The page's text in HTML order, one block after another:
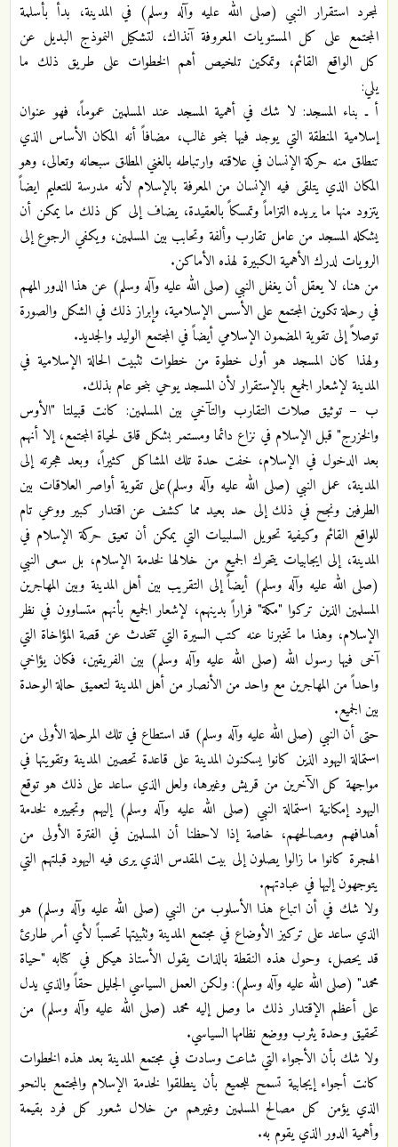
لمجرد استقرار النبي (صلى الله عليه وآله وسلم) في المدينة، بدأ بأسلمة
المجتمع على كل المستويات المعروفة آنذاك، لتشكيل النموذج البديل عن
كل الواقع القائم، وتمكين تلخيص أهم الخطوات على طريق ذلك ما
يلي:
أ ـ بناء المسجد: لا شك في أهمية المسجد عند المسلمين عموماً، فهو عنوان
إسلامية المنطقة التي يوجد فيها بنحو غالب، مضافاً أنه المكان الأساس الذي
تنطلق منه حركة الإنسان في علاقته وارتباطه بالغني المطلق سبحانه وتعالى، وهو
المكان الذي يتلقى فيه الإنسان من المعرفة بالإسلام لأنه مدرسة للتعليم ايضاً
يتزود منها ما يريده التزاماً وتمسكاً بالعقيدة، يضاف إلى كل ذلك ما يمكن أن
يشكله المسجد من عامل تقارب وألفة وتحابب بين المسلمين، ويكفي الرجوع إلى
الرويات لدرك الأهمية الكبيرة لهذه الأماكن.
من هنا، لا يعقل أن يغفل النبي (صلى الله عليه وآله وسلم) عن هذا الدور المهم
في رحلة تكوين المجتمع على الأسس الإسلامية، وإبراز ذلك في الشكل والصورة
توصلاً إلى تقوية المضمون الإسلامي أيضاً في المجتمع الوليد والجديد.
ولهذا كان المسجد هو أول خطوة من خطوات تثبيت الحالة الإسلامية في
المدينة لإشعار الجميع بالإستقرار لأن المسجد يوحي بنحو عام بذلك.
ب – توثيق صلات التقارب والتآخي بين المسلمين: كانت قبيلتا "الأوس
والخزرج" قبل الإسلام في نزاع دائما ومستمر بشكل قلق لحياة المجتمع، إلا أنهم
بعد الدخول في الإسلام، خفت حدة تلك المشاكل كثيراً، وبعد هجرته إلى
المدينة، عمل النبي (صلى الله عليه وآله وسلم)على تقوية أواصر العلاقات بين
الطرفين ونجح في ذلك إلى حد بعيد مما كشف عن اقتدار كبير ووعي تام
للواقع القائم وكيفية تحويل السلبيات التي يمكن أن تعيق حركة الإسلام في
المدينة، إلى ايجابيات يتحرك الجميع من خلالها لخدمة الإسلام، بل سعى النبي
(صلى الله عليه وآله وسلم) أيضاً إلى التقريب بين أهل المدينة وبين المهاجرين
المسلمين الذين تركوا "مكة" فراراً بدينهم، لإشعار الجميع بأنهم متساوون في نظر
الإسلام، وهذا ما تخبرنا عنه كتب السيرة التي تتحدث عن قصة المؤاخاة التي
آخى فيها رسول الله (صلى الله عليه وآله وسلم) بين الفريقين، فكان يؤاخي
واحداً من المهاجرين مع واحد من الأنصار من أهل المدينة لتعميق حالة الوحدة
بين الجميع.
حتى أن النبي (صلى الله عليه وآله وسلم) قد استطاع في تلك المرحلة الأولى من
استمالة اليهود الذين كانوا يسكنون المدينة على قاعدة تحصين المدينة وتقويتها في
مواجهة كل الآخرين من قريش وغيرها، ولعل الذي ساعد على ذلك هو توقع
اليهود إمكانية استمالة النبي (صلى الله عليه وآله وسلم) إليهم وتجييره لخدمة
أهدافهم ومصالحهم، خاصة إذا لاحظنا أن المسلمين في الفترة الأولى من
الهجرة كانوا ما زالوا يصلون إلى بيت المقدس الذي يرى فيه اليهود قبلتهم التي
يتوجهون إليها في عبادتهم.
ولا شك في أن اتباع هذا الأسلوب من النبي (صلى الله عليه وآله وسلم) هو
الذي ساعد على تركيز الأوضاع في مجتمع المدينة وتثبيتها تحسباً لأي أمر طارئ
قد يحصل، وحول هذه النقطة بالذات يقول الأستاذ هيكل في كتابه "حياة
محمد" (صلى الله عليه وآله وسلم): ولكن العمل السياسي الجليل حقاً والذي يدل
على أعظم الإقتدار ذلك ما وصل إليه محمد (صلى الله عليه وآله وسلم) من
تحقيق وحدة يثرب ووضع نظامها السياسي.
ولا شك بأن الأجواء التي شاعت وسادت في مجتمع المدينة بعد هذه الخطوات
كانت أجواء إيجابية تسمح للجميع بأن ينطلقوا لخدمة الإسلام والمجتمع بالنحو
الذي يؤمن كل مصالح المسلمين وغيرهم من خلال شعور كل فرد بقيمة
وأهمية الدور الذي يقوم به.